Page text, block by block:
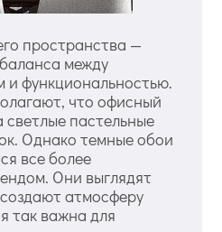
пространства —
между
и функциональностью.
что офисный
светлые пастельные
Однако темные обои
все более
Они выглядят
атмосферу
так важна для